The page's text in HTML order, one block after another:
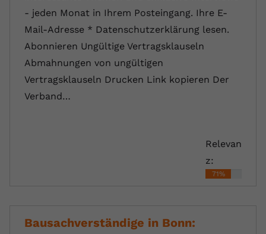
- jeden Monat in Ihrem Posteingang. Ihre E-
Mail-Adresse * Datenschutzerklärung lesen.
Abonnieren Ungültige Vertragsklauseln
Abmahnungen von ungültigen
Vertragsklauseln Drucken Link kopieren Der
Verband…
Relevan
z:
71%
Bausachverständige in Bonn: